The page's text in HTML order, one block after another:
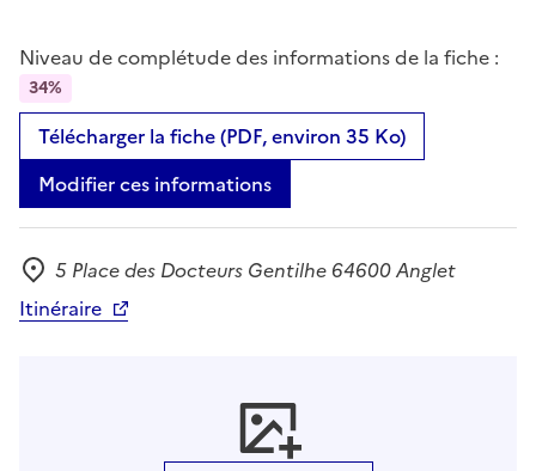
Niveau de complétude des informations de la fiche :
34%
Télécharger la fiche (PDF, environ 35 Ko)
Modifier ces informations
Adresse
5 Place des Docteurs Gentilhe 64600 Anglet
Itinéraire